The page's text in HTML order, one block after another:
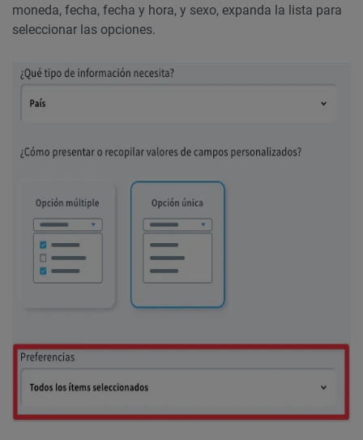
moneda, fecha, fecha y hora, y sexo, expanda la lista para
seleccionar las opciones.